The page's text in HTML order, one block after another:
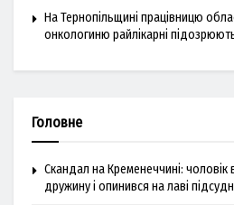
На Тернопільщині працівницю
онкологиню райлікарні
Головне
Скандал на Кременеччині:
дружину і опинився на лаві